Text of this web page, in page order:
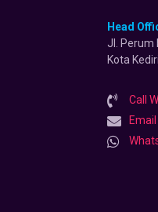
Head
Jl. Perum
Kota
Call